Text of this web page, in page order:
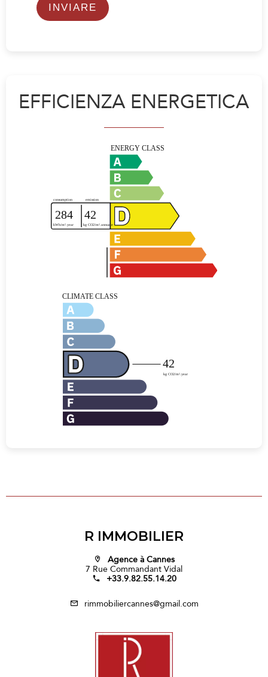
INVIARE
EFFICIENZA ENERGETICA
R IMMOBILIER
Agence à Cannes
7 Rue Commandant Vidal
+33.9.82.55.14.20
rimmobiliercannes@gmail.com